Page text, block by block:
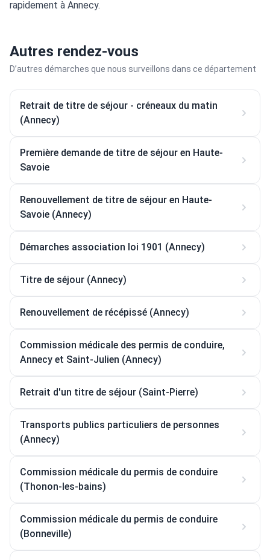
rapidement à Annecy.
Autres rendez-vous
D’autres démarches que nous surveillons dans ce département
Retrait de titre de séjour - créneaux du matin
(Annecy)
Première demande de titre de séjour en Haute-
Savoie
Renouvellement de titre de séjour en Haute-
Savoie (Annecy)
Démarches association loi 1901 (Annecy)
Titre de séjour (Annecy)
Renouvellement de récépissé (Annecy)
Commission médicale des permis de conduire,
Annecy et Saint-Julien (Annecy)
Retrait d'un titre de séjour (Saint-Pierre)
Transports publics particuliers de personnes
(Annecy)
Commission médicale du permis de conduire
(Thonon-les-bains)
Commission médicale du permis de conduire
(Bonneville)